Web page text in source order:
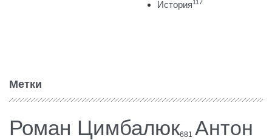
История117
Метки
Роман Цимбалюк681 Антон